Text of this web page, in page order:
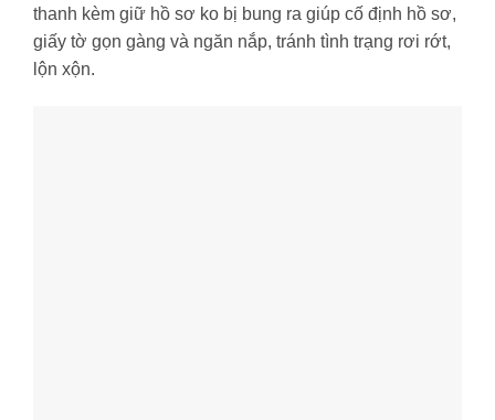
thanh kèm giữ hồ sơ ko bị bung ra giúp cố định hồ sơ,
giấy tờ gọn gàng và ngăn nắp, tránh tình trạng rơi rớt,
lộn xộn.